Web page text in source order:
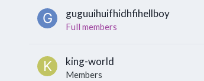
guguuihuifhidhfihellboy
Full members
king-world
Members